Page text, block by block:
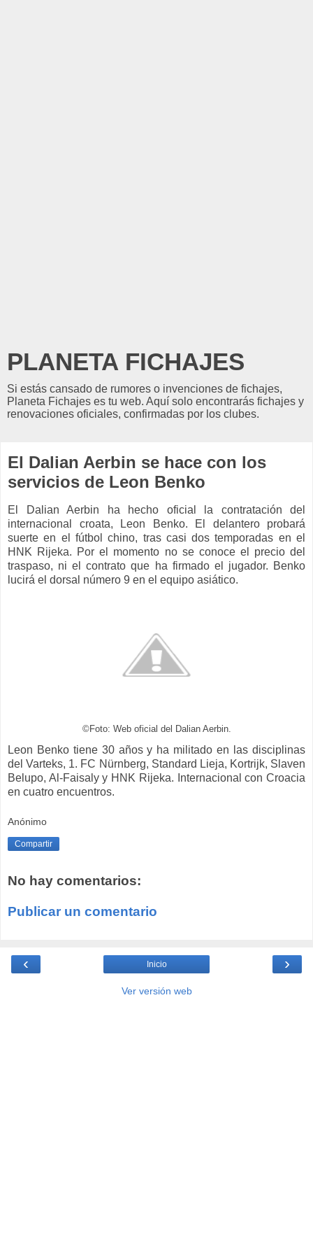
PLANETA FICHAJES
Si estás cansado de rumores o invenciones de fichajes,
Planeta Fichajes es tu web. Aquí solo encontrarás fichajes y
renovaciones oficiales, confirmadas por los clubes.
El Dalian Aerbin se hace con los
servicios de Leon Benko
El Dalian Aerbin ha hecho oficial la contratación del
internacional croata, Leon Benko. El delantero probará
suerte en el fútbol chino, tras casi dos temporadas en el
HNK Rijeka. Por el momento no se conoce el precio del
traspaso, ni el contrato que ha firmado el jugador. Benko
lucirá el dorsal número 9 en el equipo asiático.
©Foto: Web oficial del Dalian Aerbin.
Leon Benko tiene 30 años y ha militado en las disciplinas
del Varteks, 1. FC Nürnberg, Standard Lieja, Kortrijk, Slaven
Belupo, Al-Faisaly y HNK Rijeka. Internacional con Croacia
en cuatro encuentros.
Anónimo
Compartir
No hay comentarios:
Publicar un comentario
‹ ›
Inicio
Ver versión web